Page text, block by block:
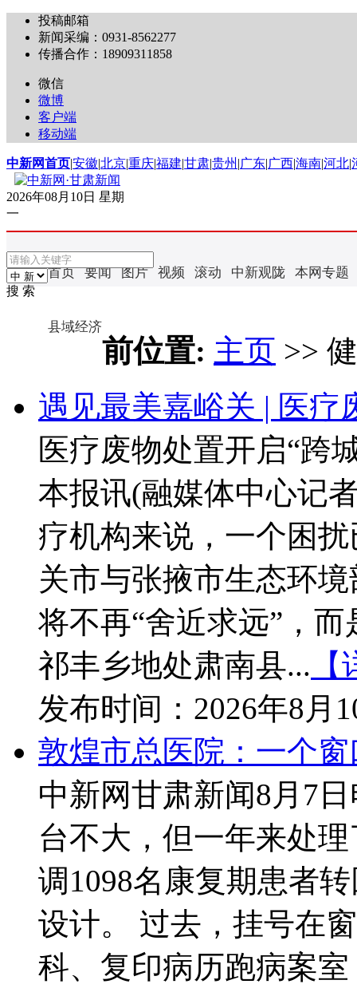
投稿邮箱
新闻采编：0931-8562277
传播合作：18909311858
微信
微博
客户端
移动端
中新网首页|安徽|北京|重庆|福建|甘肃|贵州 |广东|广西|海南|河北|
2026年08月10日 星期
一
搜 索
首页 要闻 图片 视频 滚动 中新观陇 本网专题
县域经济
前位置: 主页 >>
遇见最美嘉峪关 | 医疗
医疗废物处置开启“跨
本报讯(融媒体中心记
疗机构来说，一个困
关市与张掖市生态环
将不再“舍近求远”，
祁丰乡地处肃南县...
发布时间： 2026年8月
敦煌市总医院：一个
中新网甘肃新闻8月7
台不大，但一年来处
调1098名康复期患者
设计。 过去，挂号在
科、复印病历跑病案